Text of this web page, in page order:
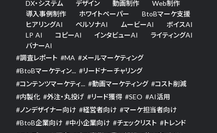
DX・システム
デザイン 動画制作
Web制作
導入事例制作
ホワイトペーパー
BtoBマーケ支援
ヒアリングAI
ペルソナAI ムービーAI
ボイスAI
LP AI
コピーAI インタビューAI
ライティングAI
バナーAI
#調査レポート #MA #メールマーケティング
#BtoBマーケティン... #リードナーチャリング
#コンテンツマーケティ... #動画マーケティング #コスト削減
#内製化 #外注・丸投げ #リード獲得 #SEO #AI活用
#ノンデザイナー向け #経営者向け #マーケ担当者向け
#BtoB企業向け #中小企業向け #チェックリスト #トレンド